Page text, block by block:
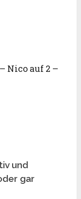
Nico auf 2 –
und
gar